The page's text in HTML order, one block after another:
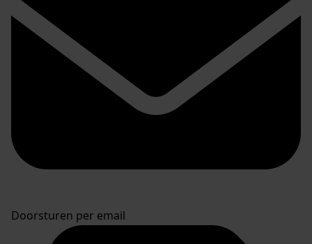
Doorsturen per email